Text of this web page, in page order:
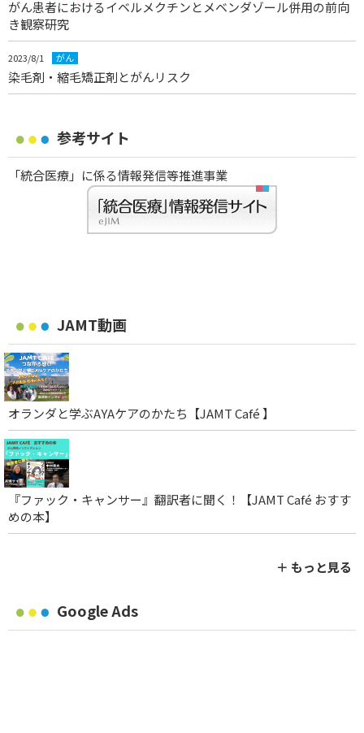
がん患者におけるイベルメクチンとメベンダゾール併用の前向
き観察研究
2023/8/1 がん
染毛剤・縮毛矯正剤とがんリスク
参考サイト
「統合医療」に係る情報発信等推進事業
JAMT動画
オランダと学ぶAYAケアのかたち【JAMT Café 】
『ファック・キャンサー』翻訳者に聞く！【JAMT Café おすす
めの本】
＋ もっと見る
Google Ads